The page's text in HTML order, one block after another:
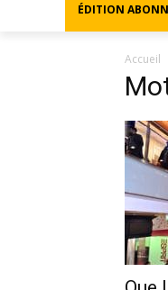
ÉDITION
Accueil